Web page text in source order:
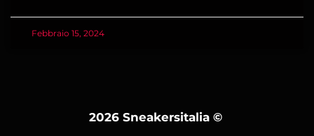
Febbraio 15, 2024
2026 Sneakersitalia ©